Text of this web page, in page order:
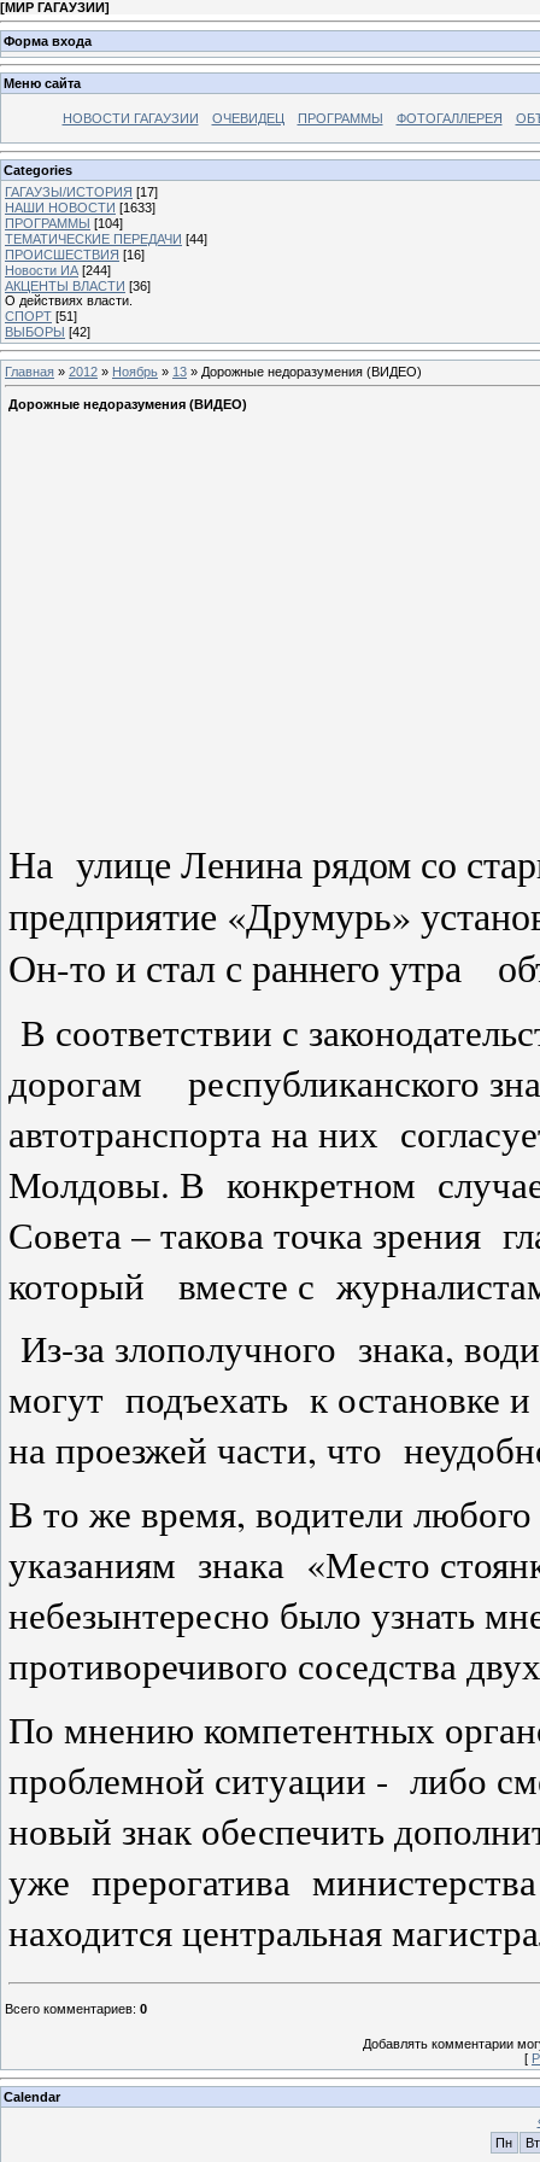
[МИР ГАГАУЗИИ]
Форма входа
Меню сайта
НОВОСТИ ГАГАУЗИИ ОЧЕВИДЕЦ ПРОГРАММЫ ФОТОГАЛЛЕРЕЯ
Categories
ГАГАУЗЫ/ИСТОРИЯ [17]
НАШИ НОВОСТИ [1633]
ПРОГРАММЫ [104]
ТЕМАТИЧЕСКИЕ ПЕРЕДАЧИ [44]
ПРОИСШЕСТВИЯ [16]
Новости ИА [244]
АКЦЕНТЫ ВЛАСТИ [36]
О действиях власти.
СПОРТ [51]
ВЫБОРЫ [42]
Главная » 2012 » Ноябрь » 13 » Дорожные недоразумения (ВИДЕО)
Дорожные недоразумения (ВИДЕО)
На улице Ленина рядом со
предприятие «Друмурь»
Он-то и стал с раннего утра
В соответствии с
дорогам республиканского
автотранспорта на них
Молдовы. В конкретном
Совета – такова точка зрения
который вместе с
Из-за злополучного знака,
могут подъехать к остановке
на проезжей части, что
В то же время, водители
указаниям знака «Место
небезынтересно было узнать
противоречивого соседства
По мнению компетентных
проблемной ситуации - либо
новый знак обеспечить
уже прерогатива
находится центральная
Всего комментариев: 0
Добавлять комментарии
[
Calendar
Пн
Вт